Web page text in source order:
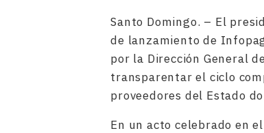
Santo Domingo. – El
de lanzamiento de
por la Dirección General
transparentar el ciclo
proveedores del Estado
En un acto celebrado en